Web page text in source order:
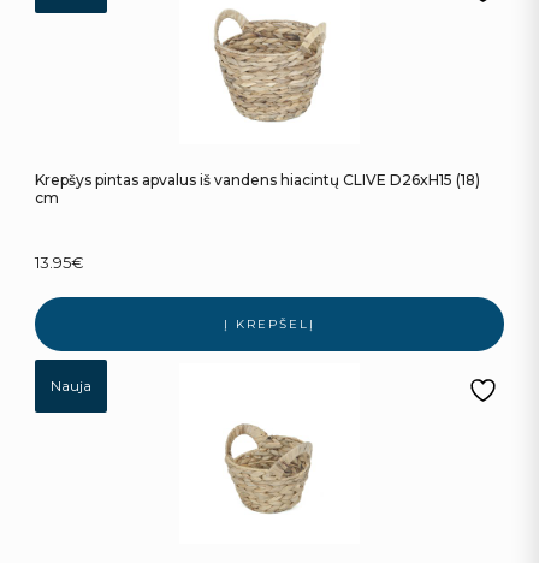
Krepšys pintas apvalus iš vandens hiacintų CLIVE D26xH15 (18)
cm
13.95€
Į KREPŠELĮ
Nauja